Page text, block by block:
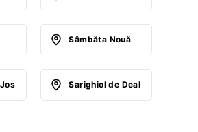
Sâmbăta Nouă
Sarighiol de Deal